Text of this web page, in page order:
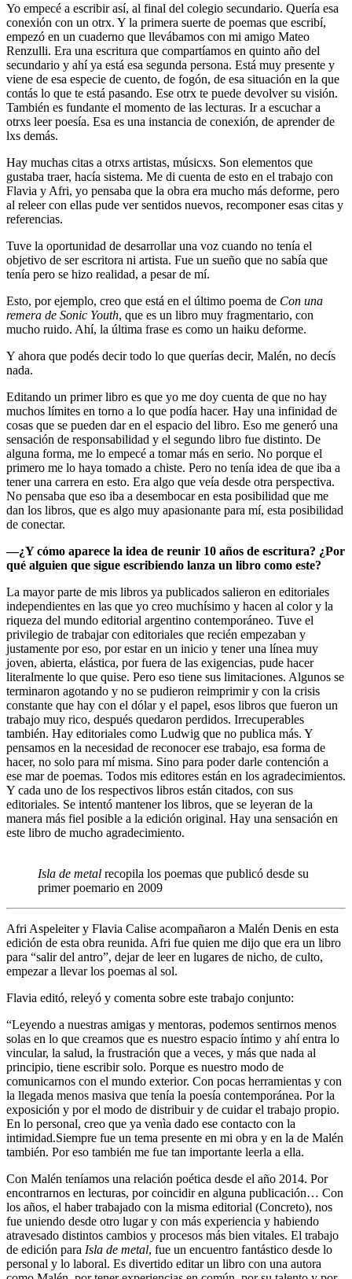
Yo empecé a escribir así, al final del colegio secundario. Quería esa
conexión con un otrx. Y la primera suerte de poemas que escribí,
empezó en un cuaderno que llevábamos con mi amigo Mateo
Renzulli. Era una escritura que compartíamos en quinto año del
secundario y ahí ya está esa segunda persona. Está muy presente y
viene de esa especie de cuento, de fogón, de esa situación en la que
contás lo que te está pasando. Ese otrx te puede devolver su visión.
También es fundante el momento de las lecturas. Ir a escuchar a
otrxs leer poesía. Esa es una instancia de conexión, de aprender de
lxs demás.
Hay muchas citas a otrxs artistas, músicxs. Son elementos que
gustaba traer, hacía sistema. Me di cuenta de esto en el trabajo con
Flavia y Afri, yo pensaba que la obra era mucho más deforme, pero
al releer con ellas pude ver sentidos nuevos, recomponer esas citas y
referencias.
Tuve la oportunidad de desarrollar una voz cuando no tenía el
objetivo de ser escritora ni artista. Fue un sueño que no sabía que
tenía pero se hizo realidad, a pesar de mí.
Esto, por ejemplo, creo que está en el último poema de Con una
remera de Sonic Youth, que es un libro muy fragmentario, con
mucho ruido. Ahí, la última frase es como un haiku deforme.
Y ahora que podés decir todo lo que querías decir, Malén, no decís
nada.
Editando un primer libro es que yo me doy cuenta de que no hay
muchos límites en torno a lo que podía hacer. Hay una infinidad de
cosas que se pueden dar en el espacio del libro. Eso me generó una
sensación de responsabilidad y el segundo libro fue distinto. De
alguna forma, me lo empecé a tomar más en serio. No porque el
primero me lo haya tomado a chiste. Pero no tenía idea de que iba a
tener una carrera en esto. Era algo que veía desde otra perspectiva.
No pensaba que eso iba a desembocar en esta posibilidad que me
dan los libros, que es algo muy apasionante para mí, esta posibilidad
de conectar.
—¿Y cómo aparece la idea de reunir 10 años de escritura? ¿Por
qué alguien que sigue escribiendo lanza un libro como este?
La mayor parte de mis libros ya publicados salieron en editoriales
independientes en las que yo creo muchísimo y hacen al color y la
riqueza del mundo editorial argentino contemporáneo. Tuve el
privilegio de trabajar con editoriales que recién empezaban y
justamente por eso, por estar en un inicio y tener una línea muy
joven, abierta, elástica, por fuera de las exigencias, pude hacer
literalmente lo que quise. Pero eso tiene sus limitaciones. Algunos se
terminaron agotando y no se pudieron reimprimir y con la crisis
constante que hay con el dólar y el papel, esos libros que fueron un
trabajo muy rico, después quedaron perdidos. Irrecuperables
también. Hay editoriales como Ludwig que no publica más. Y
pensamos en la necesidad de reconocer ese trabajo, esa forma de
hacer, no solo para mí misma. Sino para poder darle contención a
ese mar de poemas. Todos mis editores están en los agradecimientos.
Y cada uno de los respectivos libros están citados, con sus
editoriales. Se intentó mantener los libros, que se leyeran de la
manera más fiel posible a la edición original. Hay una sensación en
este libro de mucho agradecimiento.
Isla de metal recopila los poemas que publicó desde su
primer poemario en 2009
Afri Aspeleiter y Flavia Calise acompañaron a Malén Denis en esta
edición de esta obra reunida. Afri fue quien me dijo que era un libro
para “salir del antro”, dejar de leer en lugares de nicho, de culto,
empezar a llevar los poemas al sol.
Flavia editó, releyó y comenta sobre este trabajo conjunto:
“Leyendo a nuestras amigas y mentoras, podemos sentirnos menos
solas en lo que creamos que es nuestro espacio íntimo y ahí entra lo
vincular, la salud, la frustración que a veces, y más que nada al
principio, tiene escribir solo. Porque es nuestro modo de
comunicarnos con el mundo exterior. Con pocas herramientas y con
la llegada menos masiva que tenía la poesía contemporánea. Por la
exposición y por el modo de distribuir y de cuidar el trabajo propio.
En lo personal, creo que ya venìa dado ese contacto con la
intimidad.Siempre fue un tema presente en mi obra y en la de Malén
también. Por eso también me fue tan importante leerla a ella.
Con Malén teníamos una relación poética desde el año 2014. Por
encontrarnos en lecturas, por coincidir en alguna publicación… Con
los años, el haber trabajado con la misma editorial (Concreto), nos
fue uniendo desde otro lugar y con más experiencia y habiendo
atravesado distintos cambios y procesos más bien vitales. El trabajo
de edición para Isla de metal, fue un encuentro fantástico desde lo
personal y lo laboral. Es divertido editar un libro con una autora